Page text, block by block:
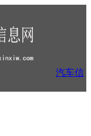
汽车信